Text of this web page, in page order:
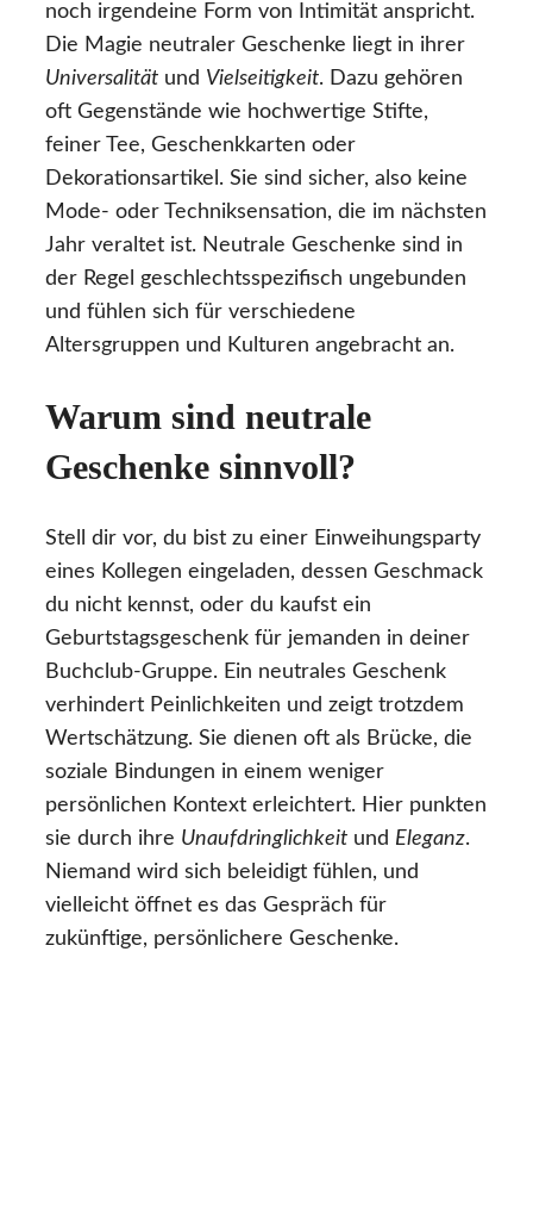
noch irgendeine Form von Intimität anspricht.
Die Magie neutraler Geschenke liegt in ihrer
Universalität und Vielseitigkeit. Dazu gehören
oft Gegenstände wie hochwertige Stifte,
feiner Tee, Geschenkkarten oder
Dekorationsartikel. Sie sind sicher, also keine
Mode- oder Techniksensation, die im nächsten
Jahr veraltet ist. Neutrale Geschenke sind in
der Regel geschlechtsspezifisch ungebunden
und fühlen sich für verschiedene
Altersgruppen und Kulturen angebracht an.
Warum sind neutrale
Geschenke sinnvoll?
Stell dir vor, du bist zu einer Einweihungsparty
eines Kollegen eingeladen, dessen Geschmack
du nicht kennst, oder du kaufst ein
Geburtstagsgeschenk für jemanden in deiner
Buchclub-Gruppe. Ein neutrales Geschenk
verhindert Peinlichkeiten und zeigt trotzdem
Wertschätzung. Sie dienen oft als Brücke, die
soziale Bindungen in einem weniger
persönlichen Kontext erleichtert. Hier punkten
sie durch ihre Unaufdringlichkeit und Eleganz.
Niemand wird sich beleidigt fühlen, und
vielleicht öffnet es das Gespräch für
zukünftige, persönlichere Geschenke.